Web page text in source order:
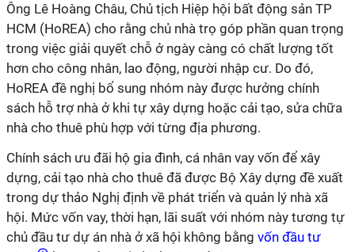
Ông Lê Hoàng Châu, Chủ tịch Hiệp hội bất động sản TP
HCM (HoREA) cho rằng chủ nhà trọ góp phần quan trọng
trong việc giải quyết chỗ ở ngày càng có chất lượng tốt
hơn cho công nhân, lao động, người nhập cư. Do đó,
HoREA đề nghị bổ sung nhóm này được hưởng chính
sách hỗ trợ nhà ở khi tự xây dựng hoặc cải tạo, sửa chữa
nhà cho thuê phù hợp với từng địa phương.
Chính sách ưu đãi hộ gia đình, cá nhân vay vốn để xây
dựng, cải tạo nhà cho thuê đã được Bộ Xây dựng đề xuất
trong dự thảo Nghị định về phát triển và quản lý nhà xã
hội. Mức vốn vay, thời hạn, lãi suất với nhóm này tương tự
chủ đầu tư dự án nhà ở xã hội không bằng vốn đầu tư